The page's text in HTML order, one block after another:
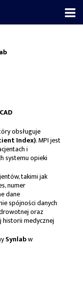
obsługuje
Index). MPI jest
i
systemu opieki
takimi jak
numer
dane
spójności danych
oraz
historii medycznej
Synlabw